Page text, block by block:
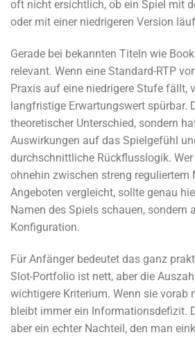
oft nicht ersichtlich, ob ein Spiel mit
oder mit einer niedrigeren Version
Gerade bei bekannten Titeln wie
relevant. Wenn eine Standard-RTP
Praxis auf eine niedrigere Stufe fällt,
langfristige Erwartungswert spürbar.
theoretischer Unterschied, sondern
Auswirkungen auf das Spielgefühl
durchschnittliche Rückflusslogik.
ohnehin zwischen streng reguliertem
Angeboten vergleicht, sollte genau
Namen des Spiels schauen, sondern
Konfiguration.
Für Anfänger bedeutet das ganz
Slot-Portfolio ist nett, aber die
wichtigere Kriterium. Wenn sie vorab
bleibt immer ein Informationsdefizit.
aber ein echter Nachteil, den man